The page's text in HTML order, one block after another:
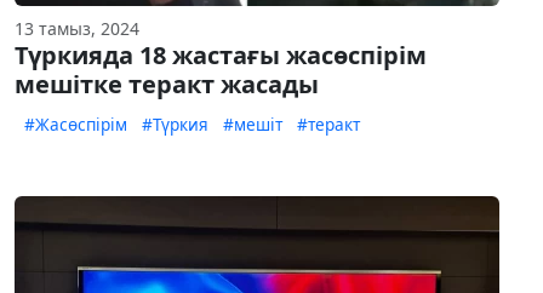
13 тамыз, 2024
Түркияда 18 жастағы жасөспірім
мешітке теракт жасады
#Жасөспірім #Түркия #мешіт #теракт